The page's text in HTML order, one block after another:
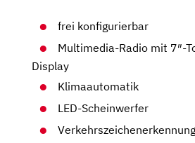
frei konfigurierbar
Multimedia-Radio mit 7″-
Display
Klimaautomatik
LED-Scheinwerfer
Verkehrszeichenerkennung